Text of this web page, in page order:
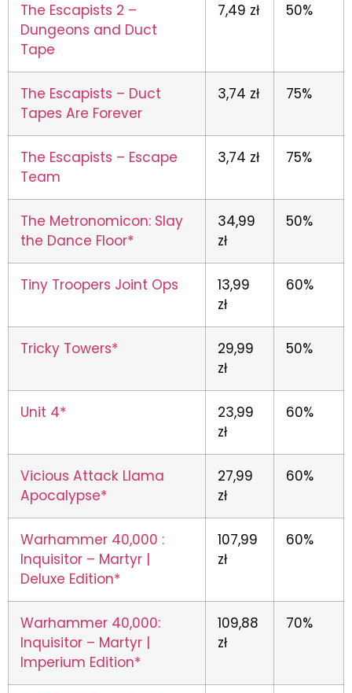
The Escapists 2 –
Dungeons and Duct
Tape
7,49 zł 50%
The Escapists – Duct
Tapes Are Forever
3,74 zł 75%
The Escapists – Escape
Team
3,74 zł 75%
The Metronomicon: Slay
the Dance Floor*
34,99
zł
50%
Tiny Troopers Joint Ops
13,99
zł
60%
Tricky Towers*
29,99
zł
50%
Unit 4*
23,99
zł
60%
Vicious Attack Llama
Apocalypse*
27,99
zł
60%
Warhammer 40,000 :
Inquisitor – Martyr |
Deluxe Edition*
107,99
zł
60%
Warhammer 40,000:
Inquisitor – Martyr |
Imperium Edition*
109,88
zł
70%